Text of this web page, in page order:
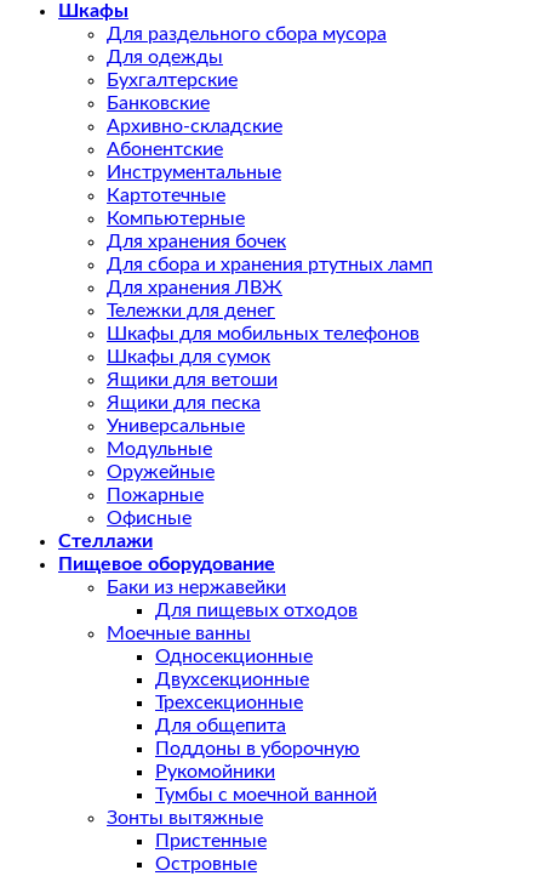
Шкафы
Для раздельного сбора мусора
Для одежды
Бухгалтерские
Банковские
Архивно-складские
Абонентские
Инструментальные
Картотечные
Компьютерные
Для хранения бочек
Для сбора и хранения ртутных ламп
Для хранения ЛВЖ
Тележки для денег
Шкафы для мобильных телефонов
Шкафы для сумок
Ящики для ветоши
Ящики для песка
Универсальные
Модульные
Оружейные
Пожарные
Офисные
Стеллажи
Пищевое оборудование
Баки из нержавейки
Для пищевых отходов
Моечные ванны
Односекционные
Двухсекционные
Трехсекционные
Для общепита
Поддоны в уборочную
Рукомойники
Тумбы с моечной ванной
Зонты вытяжные
Пристенные
Островные